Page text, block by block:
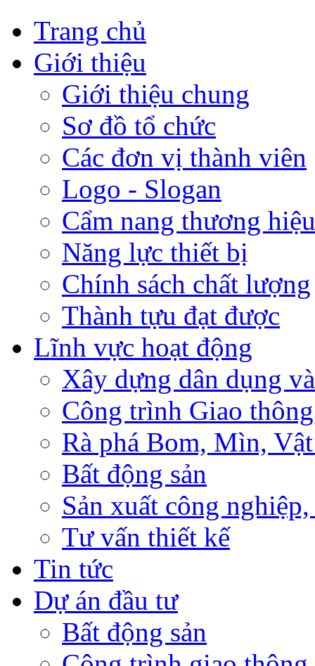
Trang chủ
Giới thiệu
Giới thiệu chung
Sơ đồ tổ chức
Các đơn vị thành viên
Logo - Slogan
Cẩm nang thương hiệu
Năng lực thiết bị
Chính sách chất lượng
Thành tựu đạt được
Lĩnh vực hoạt động
Xây dựng dân dụng
Công trình Giao
Rà phá Bom, Mìn,
Bất động sản
Sản xuất công
Tư vấn thiết kế
Tin tức
Dự án đầu tư
Bất động sản